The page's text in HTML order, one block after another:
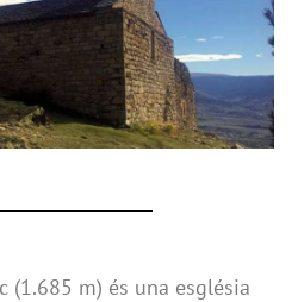
(1.685 m) és una església